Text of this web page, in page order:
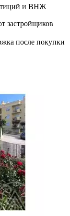
и ВНЖ
застройщиков
после покупки